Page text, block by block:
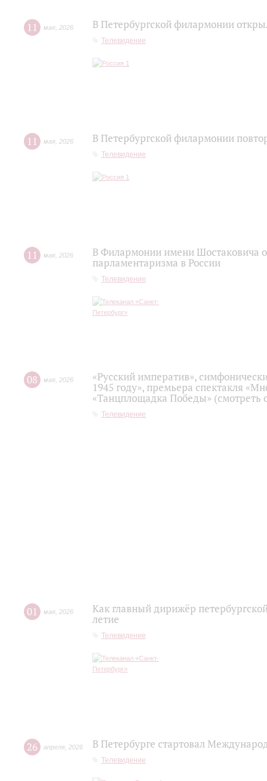
11 мая 2026 В Петербургской филармонии
Телевидение
11 мая 2026 В Петербургской филармонии
Телевидение
11 мая 2026
В Филармонии имени Шостаковича
парламентаризма в России
Телевидение
08 мая 2026
«Русский императив»,
1945 году», премьера спектакля
«Танцплощадка Победы»
Телевидение
01 мая 2026
Как главный дирижёр
летие
Телевидение
26 апреля 2026 В Петербурге стартовал
Телевидение